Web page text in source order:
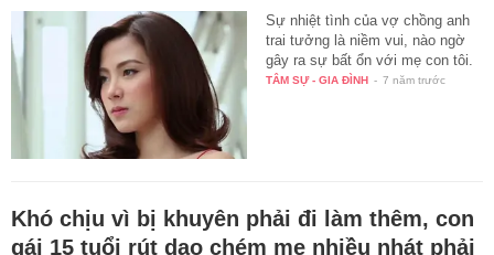
Sự nhiệt tình của vợ chồng anh
trai tưởng là niềm vui, nào ngờ
gây ra sự bất ổn với mẹ con tôi.
TÂM SỰ - GIA ĐÌNH - 7 năm trước
Khó chịu vì bị khuyên phải đi làm thêm, con
gái 15 tuổi rút dao chém mẹ nhiều nhát phải